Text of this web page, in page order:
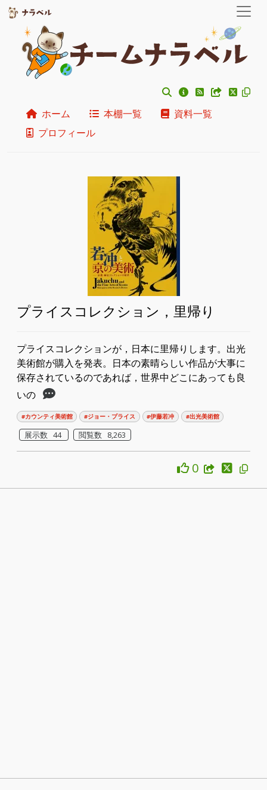
ホーム 本棚一覧
資料一覧
プロフィール
プライスコレクション，里帰り
プライスコレクションが，日本に里帰りします。出光
美術館が購入を発表。日本の素晴らしい作品が大事に
保存されているのであれば，世界中どこにあっても良
いの
#カウンティ美術館 #ジョー・プライス #伊藤若冲 #出光美術館
展示数 44 閲覧数 8,263
0